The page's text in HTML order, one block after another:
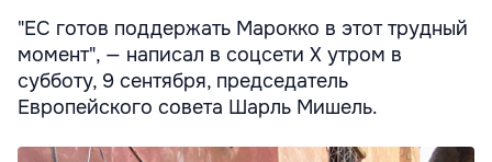
"ЕС готов поддержать Марокко в этот трудный
момент", — написал в соцсети X утром в
субботу, 9 сентября, председатель
Европейского совета Шарль Мишель.